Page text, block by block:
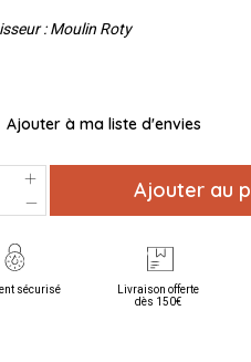
: Moulin Roty
Ajouter à ma liste d'envies
Ajouter au
sécurisé
Livraison offerte
dès 150€